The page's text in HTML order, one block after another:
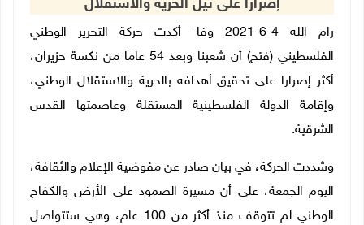
إصرارا على نيل الحرية والاستقلال
رام الله 4-6-2021 وفا- أكدت حركة التحرير الوطني
الفلسطيني (فتح) أن شعبنا وبعد 54 عاما من نكسة حزيران،
أكثر إصرارا على تحقيق أهدافه بالحرية والاستقلال الوطني،
وإقامة الدولة الفلسطينية المستقلة وعاصمتها القدس
الشرقية.
وشددت الحركة، في بيان صادر عن مفوضية الإعلام والثقافة،
اليوم الجمعة، على أن مسيرة الصمود على الأرض والكفاح
الوطني لم تتوقف منذ أكثر من 100 عام، وهي ستتواصل